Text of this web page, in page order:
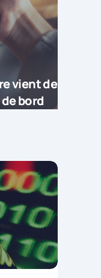
vient de
bord